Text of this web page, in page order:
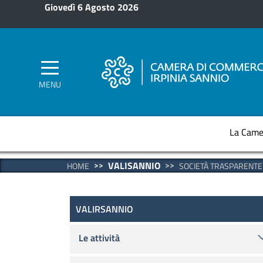
Salta al contenuto principale
Giovedì 6 Agosto 2026
MENU
La
HOME VALISANNIO SOCIETÀ TRASPARENTE
Valirsannio
VALIRSANNIO
Le attività